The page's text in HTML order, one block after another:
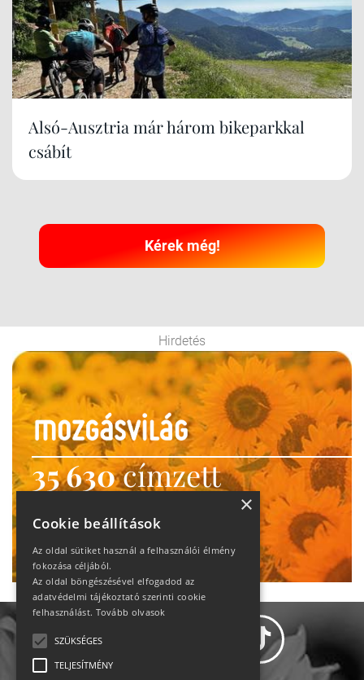
Alsó-Ausztria már három bikeparkkal
csábít
Kérek még!
Hirdetés
35 630címzett
heti motiváció
Ne maradj le!
×
Cookie beállítások
Az oldal sütiket használ a felhasználói élmény
fokozása céljából.
Az oldal böngészésével elfogadod az
adatvédelmi tájékoztató szerinti cookie
felhasználást. Tovább olvasok
SZÜKSÉGES
TELJESÍTMÉNY